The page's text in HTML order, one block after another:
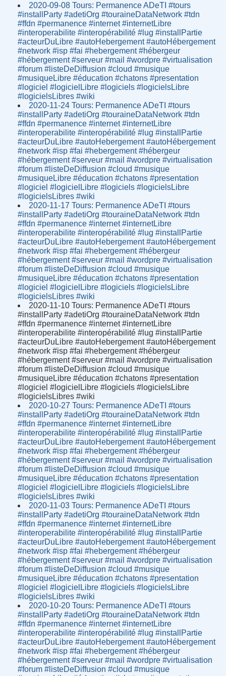
2020-09-08 Tours: Permanence ADeTI #tours
#installParty #adetiOrg #touraineDataNetwork #tdn
#ffdn #permanence #internet #internetLibre
#interoperabilite #interopérabilité #lug #installPartie
#acteurDuLibre #autoHebergement #autoHébergement
#network #isp #fai #hebergement #hébergeur
#hébergement #serveur #mail #wordpre #virtualisation
#forum #listeDeDiffusion #cloud #musique
#musiqueLibre #éducation #chatons #presentation
#logiciel #logicielLibre #logiciels #logicielsLibre
#logicielsLibres #wiki
2020-11-24 Tours: Permanence ADeTI #tours
#installParty #adetiOrg #touraineDataNetwork #tdn
#ffdn #permanence #internet #internetLibre
#interoperabilite #interopérabilité #lug #installPartie
#acteurDuLibre #autoHebergement #autoHébergement
#network #isp #fai #hebergement #hébergeur
#hébergement #serveur #mail #wordpre #virtualisation
#forum #listeDeDiffusion #cloud #musique
#musiqueLibre #éducation #chatons #presentation
#logiciel #logicielLibre #logiciels #logicielsLibre
#logicielsLibres #wiki
2020-11-17 Tours: Permanence ADeTI #tours
#installParty #adetiOrg #touraineDataNetwork #tdn
#ffdn #permanence #internet #internetLibre
#interoperabilite #interopérabilité #lug #installPartie
#acteurDuLibre #autoHebergement #autoHébergement
#network #isp #fai #hebergement #hébergeur
#hébergement #serveur #mail #wordpre #virtualisation
#forum #listeDeDiffusion #cloud #musique
#musiqueLibre #éducation #chatons #presentation
#logiciel #logicielLibre #logiciels #logicielsLibre
#logicielsLibres #wiki
2020-11-10 Tours: Permanence ADeTI #tours
#installParty #adetiOrg #touraineDataNetwork #tdn
#ffdn #permanence #internet #internetLibre
#interoperabilite #interopérabilité #lug #installPartie
#acteurDuLibre #autoHebergement #autoHébergement
#network #isp #fai #hebergement #hébergeur
#hébergement #serveur #mail #wordpre #virtualisation
#forum #listeDeDiffusion #cloud #musique
#musiqueLibre #éducation #chatons #presentation
#logiciel #logicielLibre #logiciels #logicielsLibre
#logicielsLibres #wiki
2020-10-27 Tours: Permanence ADeTI #tours
#installParty #adetiOrg #touraineDataNetwork #tdn
#ffdn #permanence #internet #internetLibre
#interoperabilite #interopérabilité #lug #installPartie
#acteurDuLibre #autoHebergement #autoHébergement
#network #isp #fai #hebergement #hébergeur
#hébergement #serveur #mail #wordpre #virtualisation
#forum #listeDeDiffusion #cloud #musique
#musiqueLibre #éducation #chatons #presentation
#logiciel #logicielLibre #logiciels #logicielsLibre
#logicielsLibres #wiki
2020-11-03 Tours: Permanence ADeTI #tours
#installParty #adetiOrg #touraineDataNetwork #tdn
#ffdn #permanence #internet #internetLibre
#interoperabilite #interopérabilité #lug #installPartie
#acteurDuLibre #autoHebergement #autoHébergement
#network #isp #fai #hebergement #hébergeur
#hébergement #serveur #mail #wordpre #virtualisation
#forum #listeDeDiffusion #cloud #musique
#musiqueLibre #éducation #chatons #presentation
#logiciel #logicielLibre #logiciels #logicielsLibre
#logicielsLibres #wiki
2020-10-20 Tours: Permanence ADeTI #tours
#installParty #adetiOrg #touraineDataNetwork #tdn
#ffdn #permanence #internet #internetLibre
#interoperabilite #interopérabilité #lug #installPartie
#acteurDuLibre #autoHebergement #autoHébergement
#network #isp #fai #hebergement #hébergeur
#hébergement #serveur #mail #wordpre #virtualisation
#forum #listeDeDiffusion #cloud #musique